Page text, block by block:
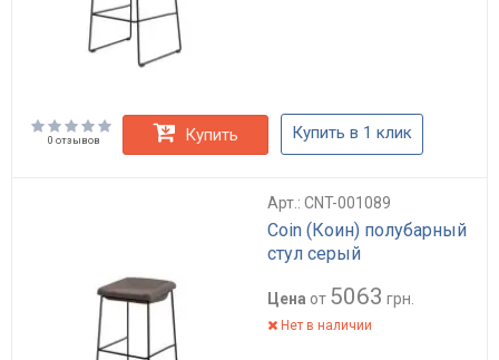
0 отзывов Купить Купить в 1 клик
Арт.: CNT-001089
Coin (Коин) полубарный
стул серый
Цена от 5063 грн.
Нет в наличии